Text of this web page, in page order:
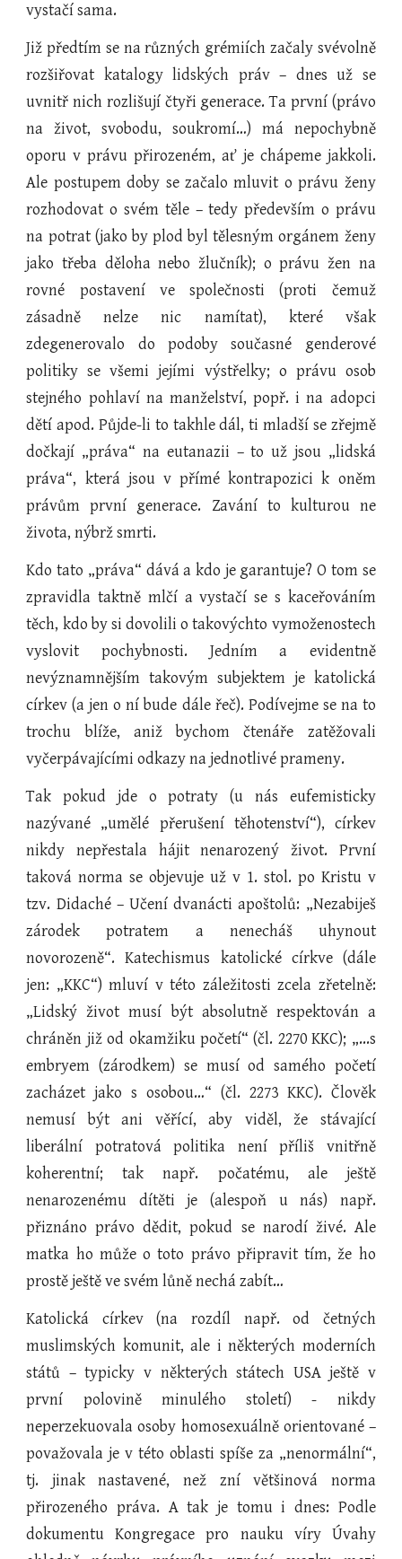
vystačí sama.
Již předtím se na různých grémiích začaly svévolně
rozšiřovat katalogy lidských práv – dnes už se
uvnitř nich rozlišují čtyři generace. Ta první (právo
na život, svobodu, soukromí…) má nepochybně
oporu v právu přirozeném, ať je chápeme jakkoli.
Ale postupem doby se začalo mluvit o právu ženy
rozhodovat o svém těle – tedy především o právu
na potrat (jako by plod byl tělesným orgánem ženy
jako třeba děloha nebo žlučník); o právu žen na
rovné postavení ve společnosti (proti čemuž
zásadně nelze nic namítat), které však
zdegenerovalo do podoby současné genderové
politiky se všemi jejími výstřelky; o právu osob
stejného pohlaví na manželství, popř. i na adopci
dětí apod. Půjde-li to takhle dál, ti mladší se zřejmě
dočkají „práva“ na eutanazii – to už jsou „lidská
práva“, která jsou v přímé kontrapozici k oněm
právům první generace. Zavání to kulturou ne
života, nýbrž smrti.
Kdo tato „práva“ dává a kdo je garantuje? O tom se
zpravidla taktně mlčí a vystačí se s kaceřováním
těch, kdo by si dovolili o takovýchto vymoženostech
vyslovit pochybnosti. Jedním a evidentně
nevýznamnějším takovým subjektem je katolická
církev (a jen o ní bude dále řeč). Podívejme se na to
trochu blíže, aniž bychom čtenáře zatěžovali
vyčerpávajícími odkazy na jednotlivé prameny.
Tak pokud jde o potraty (u nás eufemisticky
nazývané „umělé přerušení těhotenství“), církev
nikdy nepřestala hájit nenarozený život. První
taková norma se objevuje už v 1. stol. po Kristu v
tzv. Didaché – Učení dvanácti apoštolů: „Nezabiješ
zárodek potratem a nenecháš uhynout
novorozeně“. Katechismus katolické církve (dále
jen: „KKC“) mluví v této záležitosti zcela zřetelně:
„Lidský život musí být absolutně respektován a
chráněn již od okamžiku početí“ (čl. 2270 KKC); „...s
embryem (zárodkem) se musí od samého početí
zacházet jako s osobou…“ (čl. 2273 KKC). Člověk
nemusí být ani věřící, aby viděl, že stávající
liberální potratová politika není příliš vnitřně
koherentní; tak např. počatému, ale ještě
nenarozenému dítěti je (alespoň u nás) např.
přiznáno právo dědit, pokud se narodí živé. Ale
matka ho může o toto právo připravit tím, že ho
prostě ještě ve svém lůně nechá zabít…
Katolická církev (na rozdíl např. od četných
muslimských komunit, ale i některých moderních
států – typicky v některých státech USA ještě v
první polovině minulého století) - nikdy
neperzekuovala osoby homosexuálně orientované –
považovala je v této oblasti spíše za „nenormální“,
tj. jinak nastavené, než zní většinová norma
přirozeného práva. A tak je tomu i dnes: Podle
dokumentu Kongregace pro nauku víry Úvahy